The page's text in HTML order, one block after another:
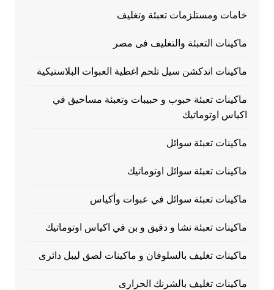
خامات ومستلزمات تعبئة وتغليف
ماكينات التعبئة والتغليف فى مصر
ماكينات اندكشن سيل تلحم اغطية العبوات البلاستيكية
ماكينات تعبئة حبوب و حبيبات وتعبئة مساحيق في
اكياس اوتوماتيك
ماكينات تعبئة سوائل
ماكينات تعبئة سوائل اوتوماتيك
ماكينات تعبئة سوائل في عبوات وأكياس
ماكينات تعبئة نشا و دقيق و بن في اكياس اوتوماتيك
ماكينات تغليف بالسلوفان و ماكينات لصق ليبل دائرى
ماكينات تغليف بالشرنك الحرارى